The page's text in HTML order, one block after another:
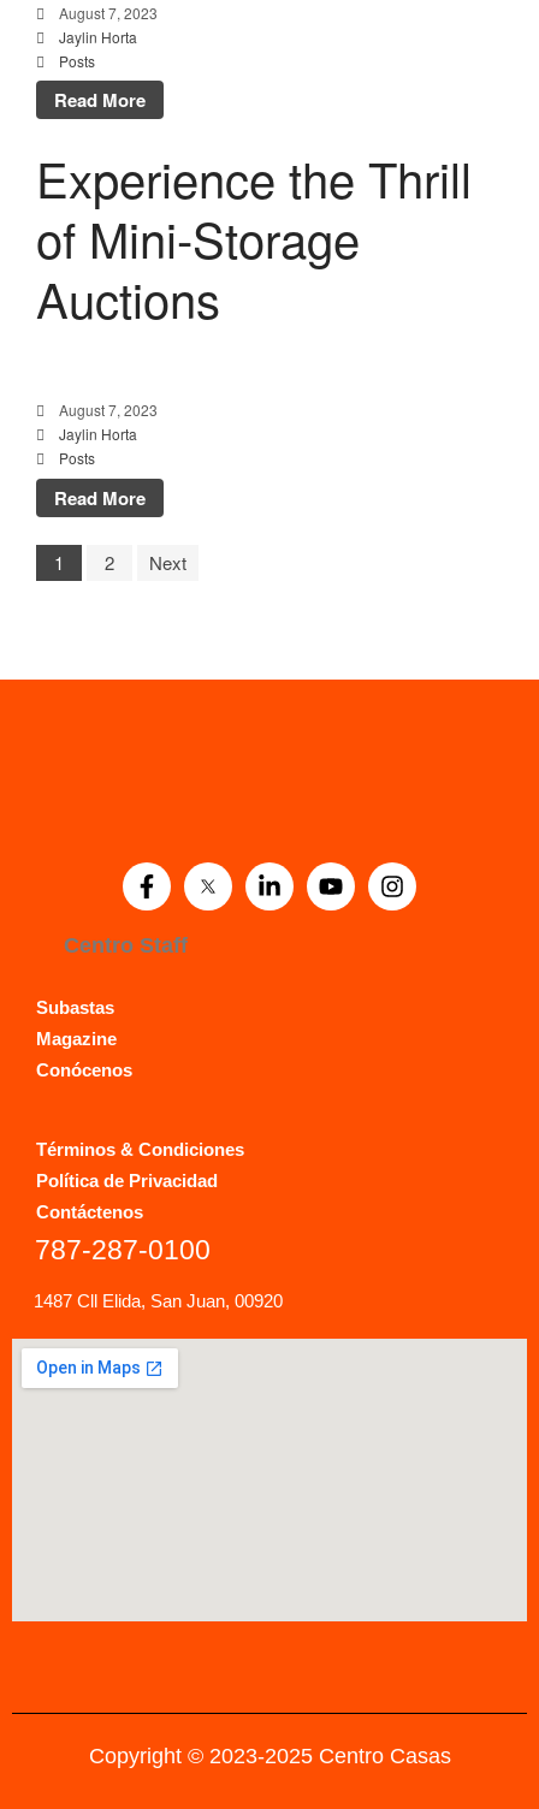
August 7, 2023
Jaylin Horta
Posts
Read More
Experience the Thrill
of Mini-Storage
Auctions
August 7, 2023
Jaylin Horta
Posts
Read More
1 2 Next
Centro Staff
Subastas
Magazine
Conócenos
Términos & Condiciones
Política de Privacidad
Contáctenos
787-287-0100
1487 Cll Elida, San Juan, 00920
Copyright © 2023-2025 Centro Casas